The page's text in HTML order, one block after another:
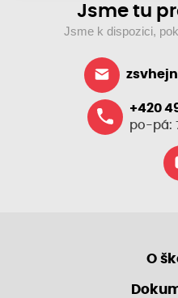
Jsme tu
Jsme k dispozici,
+420
po-pá:
O